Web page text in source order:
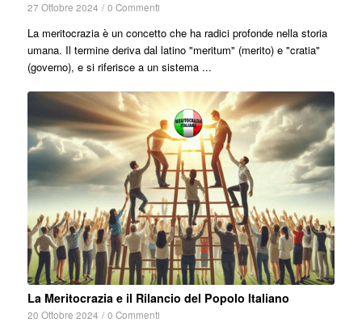
27 Ottobre 2024 / 0 Commenti
La meritocrazia è un concetto che ha radici profonde nella storia
umana. Il termine deriva dal latino "meritum" (merito) e "cratia"
(governo), e si riferisce a un sistema ...
La Meritocrazia e il Rilancio del Popolo Italiano
20 Ottobre 2024 / 0 Commenti